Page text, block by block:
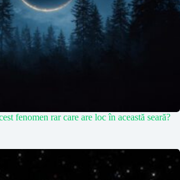
fenomen rar care are loc în această seară?